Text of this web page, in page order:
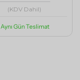
(KDV Dahil)
Aynı Gün Teslimat